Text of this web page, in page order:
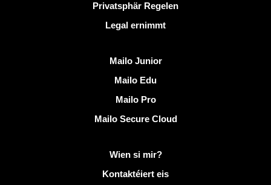
Privatsphär Regelen
Legal ernimmt
Mailo Junior
Mailo Edu
Mailo Pro
Mailo Secure Cloud
Wien si mir?
Kontaktéiert eis